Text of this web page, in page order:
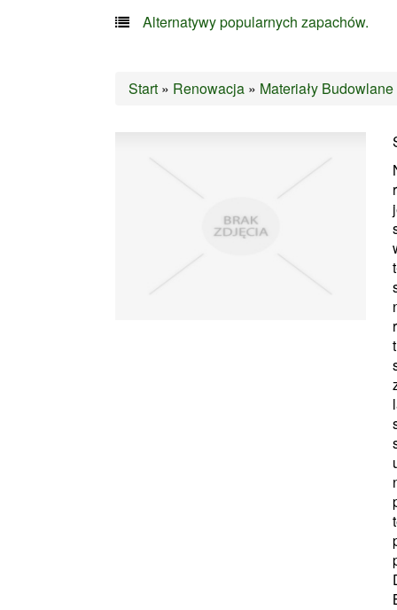
Alternatywy popularnych zapachów.
Start » Renowacja » Materiały Budowlane